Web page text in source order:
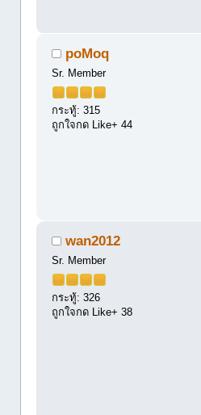
poMoq
Sr. Member
กระทู้: 315
ถูกใจกด Like+ 44
wan2012
Sr. Member
กระทู้: 326
ถูกใจกด Like+ 38